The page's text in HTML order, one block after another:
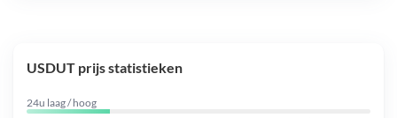
USDUT prijs statistieken
24u laag / hoog